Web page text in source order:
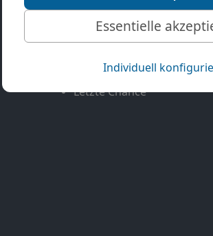
Mehr entdecken
Exklusiv
Alle Sendungen
Letzte Chance